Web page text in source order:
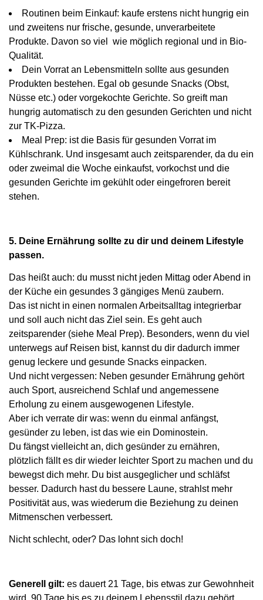
Routinen beim Einkauf: kaufe erstens nicht hungrig ein
und zweitens nur frische, gesunde, unverarbeitete
Produkte. Davon so viel wie möglich regional und in Bio-
Qualität.
Dein Vorrat an Lebensmitteln sollte aus gesunden
Produkten bestehen. Egal ob gesunde Snacks (Obst,
Nüsse etc.) oder vorgekochte Gerichte. So greift man
hungrig automatisch zu den gesunden Gerichten und nicht
zur TK-Pizza.
Meal Prep: ist die Basis für gesunden Vorrat im
Kühlschrank. Und insgesamt auch zeitsparender, da du ein
oder zweimal die Woche einkaufst, vorkochst und die
gesunden Gerichte im gekühlt oder eingefroren bereit
stehen.
5. Deine Ernährung sollte zu dir und deinem Lifestyle
passen.
Das heißt auch: du musst nicht jeden Mittag oder Abend in
der Küche ein gesundes 3 gängiges Menü zaubern.
Das ist nicht in einen normalen Arbeitsalltag integrierbar
und soll auch nicht das Ziel sein. Es geht auch
zeitsparender (siehe Meal Prep). Besonders, wenn du viel
unterwegs auf Reisen bist, kannst du dir dadurch immer
genug leckere und gesunde Snacks einpacken.
Und nicht vergessen: Neben gesunder Ernährung gehört
auch Sport, ausreichend Schlaf und angemessene
Erholung zu einem ausgewogenen Lifestyle.
Aber ich verrate dir was: wenn du einmal anfängst,
gesünder zu leben, ist das wie ein Dominostein.
Du fängst vielleicht an, dich gesünder zu ernähren,
plötzlich fällt es dir wieder leichter Sport zu machen und du
bewegst dich mehr. Du bist ausgeglicher und schläfst
besser. Dadurch hast du bessere Laune, strahlst mehr
Positivität aus, was wiederum die Beziehung zu deinen
Mitmenschen verbessert.
Nicht schlecht, oder? Das lohnt sich doch!
Generell gilt: es dauert 21 Tage, bis etwas zur Gewohnheit
wird, 90 Tage bis es zu deinem Lebensstil dazu gehört.